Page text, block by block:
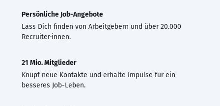
Persönliche Job-Angebote
Lass Dich finden von Arbeitgebern und über 20.000
Recruiter·innen.
21 Mio. Mitglieder
Knüpf neue Kontakte und erhalte Impulse für ein
besseres Job-Leben.